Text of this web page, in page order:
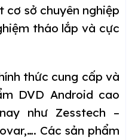
sở chuyên nghiệp
tháo lắp và cực
thức cung cấp và
DVD Android cao
như Zesstech –
Các sản phẩm